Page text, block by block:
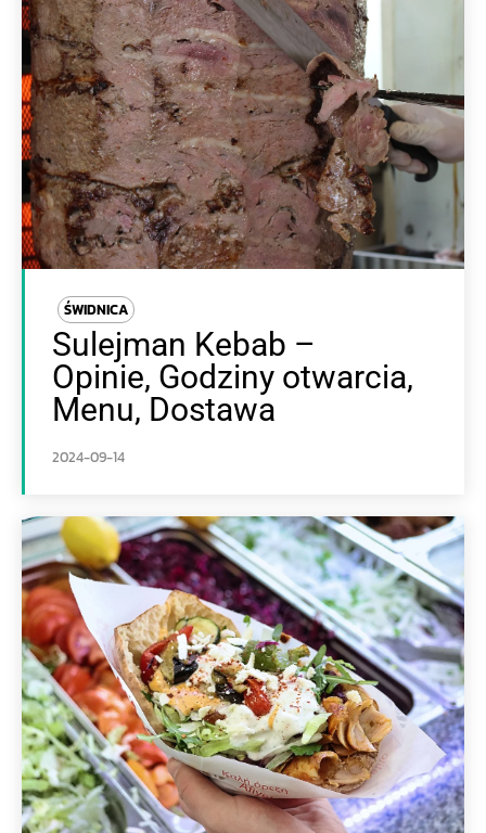
ŚWIDNICA
Sulejman Kebab –
Opinie, Godziny otwarcia,
Menu, Dostawa
2024-09-14